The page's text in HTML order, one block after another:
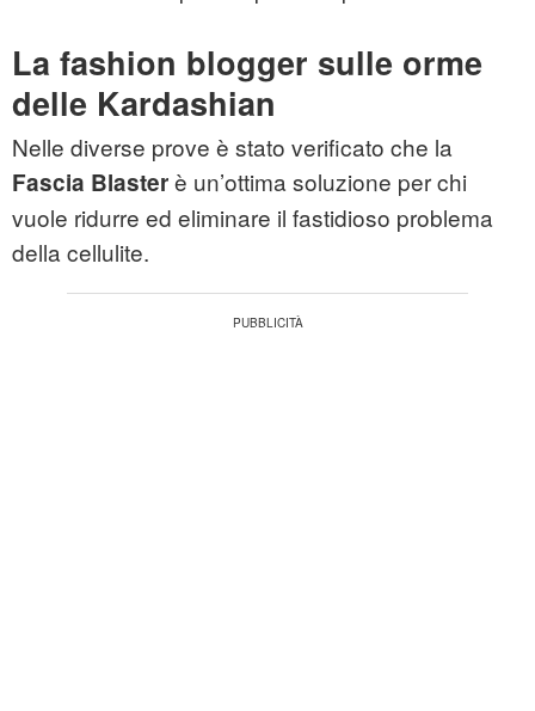
La fashion blogger sulle orme
delle Kardashian
Nelle diverse prove è stato verificato che la
Fascia Blasterè un’ottima soluzione per chi
vuole ridurre ed eliminare il fastidioso problema
della cellulite.